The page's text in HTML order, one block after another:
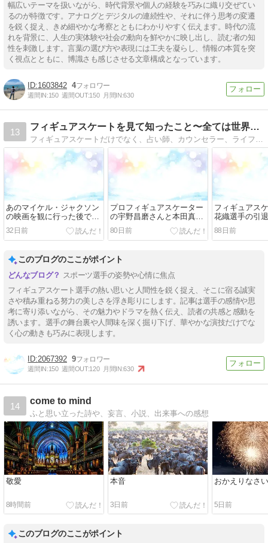
幅広いテーマを扱いながら、時代背景や個人の経験を巧みに織り交ぜてい
るのが特徴です。アナログとデジタルの連続性や、それに伴う思考の変遷
を鋭く捉え、きめ細やかな考察とともにわかりやすく伝えます。時代の流
れを背景に、人生の実体験や社会の動向を鮮やかに映し出し、読む者の知
性を刺激します。言葉の選び方や表現には工夫を凝らし、情報の本質を突
く視点とともに、博識さも感じさせる文章構成となっています。
1603842 4
週間IN:150 週間OUT:150 月間IN:630
13
フィギュアスケートを見て知ったこと〜全ては世界を映し出す鏡
あのマイケル・ジャクソン
の映画を観に行った後で知
った大切なことは・・
32日前
プロフィギュアスケーター
の宇野昌磨さんと本田真凛
さんがアイスダンスで競技
復帰するそうです！
80日前
フィギュアス
花織選手の引
改めていいな
は・・
88日前
このブログのここがポイント
スポーツ選手の姿勢や心情に焦点
フィギュアスケート選手の熱い思いと人間性を鋭く捉え、そこに宿る誠実
さや積み重ねる努力の美しさを浮き彫りにします。記事は選手の感情や思
考に寄り添いながら、その魅力やドラマを熱く伝え、読者の共感と感動を
誘います。選手の舞台裏や人間味を深く掘り下げ、華やかな演技だけでな
く心の動きも巧みに表現します。
2067392 9
週間IN:150 週間OUT:120 月間IN:630
14
come to mind
ふと思い立った詩や、妄言、小説、出来事への感想
敬愛
8時間前
本音
3日前
おかえりなさい
5日前
このブログのここがポイント